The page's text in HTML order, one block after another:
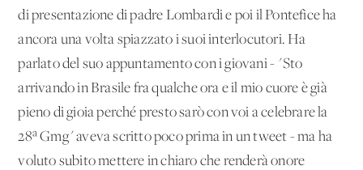
di presentazione di padre Lombardi e poi il Pontefice ha
ancora una volta spiazzato i suoi interlocutori. Ha
parlato del suo appuntamento con i giovani - "Sto
arrivando in Brasile fra qualche ora e il mio cuore è già
pieno di gioia perché presto sarò con voi a celebrare la
28ª Gmg" aveva scritto poco prima in un tweet - ma ha
voluto subito mettere in chiaro che renderà onore